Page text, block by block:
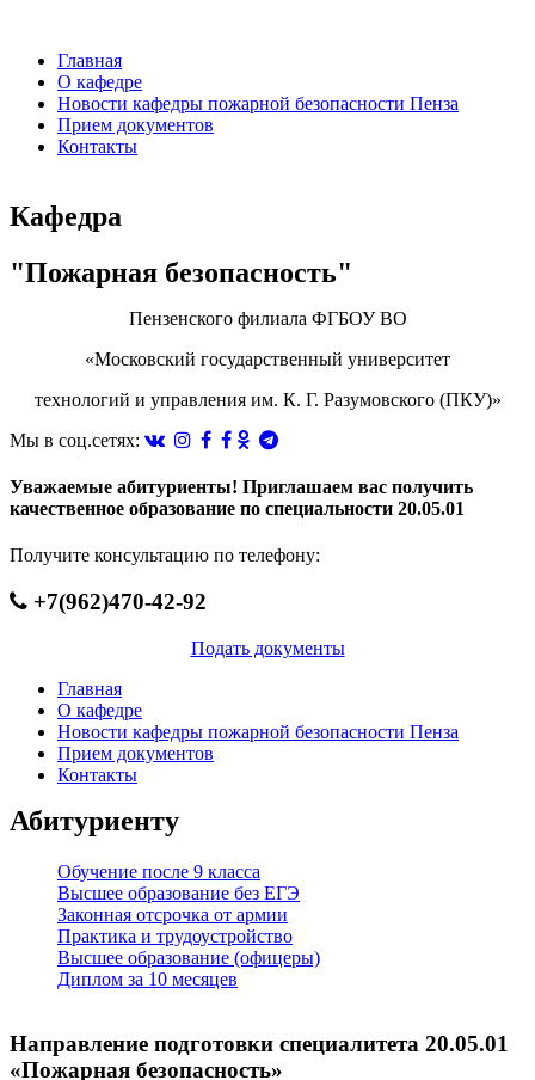
основному
содержанию
Главная
О кафедре
Новости кафедры пожарной безопасности Пенза
Прием документов
Контакты
Кафедра
"Пожарная безопасность"
Пензенского филиала ФГБОУ ВО
«Московский государственный университет
технологий и управления им. К. Г. Разумовского (ПКУ)»
Мы в соц.сетях:
Уважаемые абитуриенты! Приглашаем вас получить
качественное образование по специальности 20.05.01
Получите консультацию по телефону:
+7(962)470-42-92
Подать документы
Главная
О кафедре
Новости кафедры пожарной безопасности Пенза
Прием документов
Контакты
Абитуриенту
Обучение после 9 класса
Высшее образование без ЕГЭ
Законная отсрочка от армии
Практика и трудоустройство
Высшее образование (офицеры)
Диплом за 10 месяцев
Направление подготовки специалитета 20.05.01
«Пожарная безопасность»